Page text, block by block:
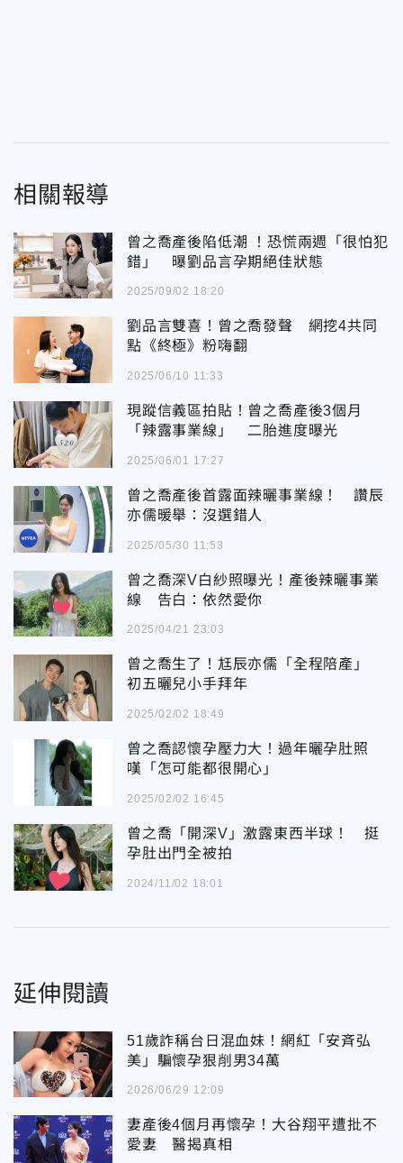
相關報導
曾之喬產後陷低潮 ！恐慌兩週「很怕犯
錯」 曝劉品言孕期絕佳狀態
2025/09/02 18:20
劉品言雙喜！曾之喬發聲 網挖4共同
點《終極》粉嗨翻
2025/06/10 11:33
現蹤信義區拍貼！曾之喬產後3個月
「辣露事業線」 二胎進度曝光
2025/06/01 17:27
曾之喬產後首露面辣曬事業線！ 讚辰
亦儒暖舉：沒選錯人
2025/05/30 11:53
曾之喬深V白紗照曝光！產後辣曬事業
線 告白：依然愛你
2025/04/21 23:03
曾之喬生了！尪辰亦儒「全程陪產」
初五曬兒小手拜年
2025/02/02 18:49
曾之喬認懷孕壓力大！過年曬孕肚照
嘆「怎可能都很開心」
2025/02/02 16:45
曾之喬「開深V」激露東西半球！ 挺
孕肚出門全被拍
2024/11/02 18:01
延伸閱讀
51歲詐稱台日混血妹！網紅「安斉弘
美」騙懷孕狠削男34萬
2026/06/29 12:09
妻產後4個月再懷孕！大谷翔平遭批不
愛妻 醫揭真相